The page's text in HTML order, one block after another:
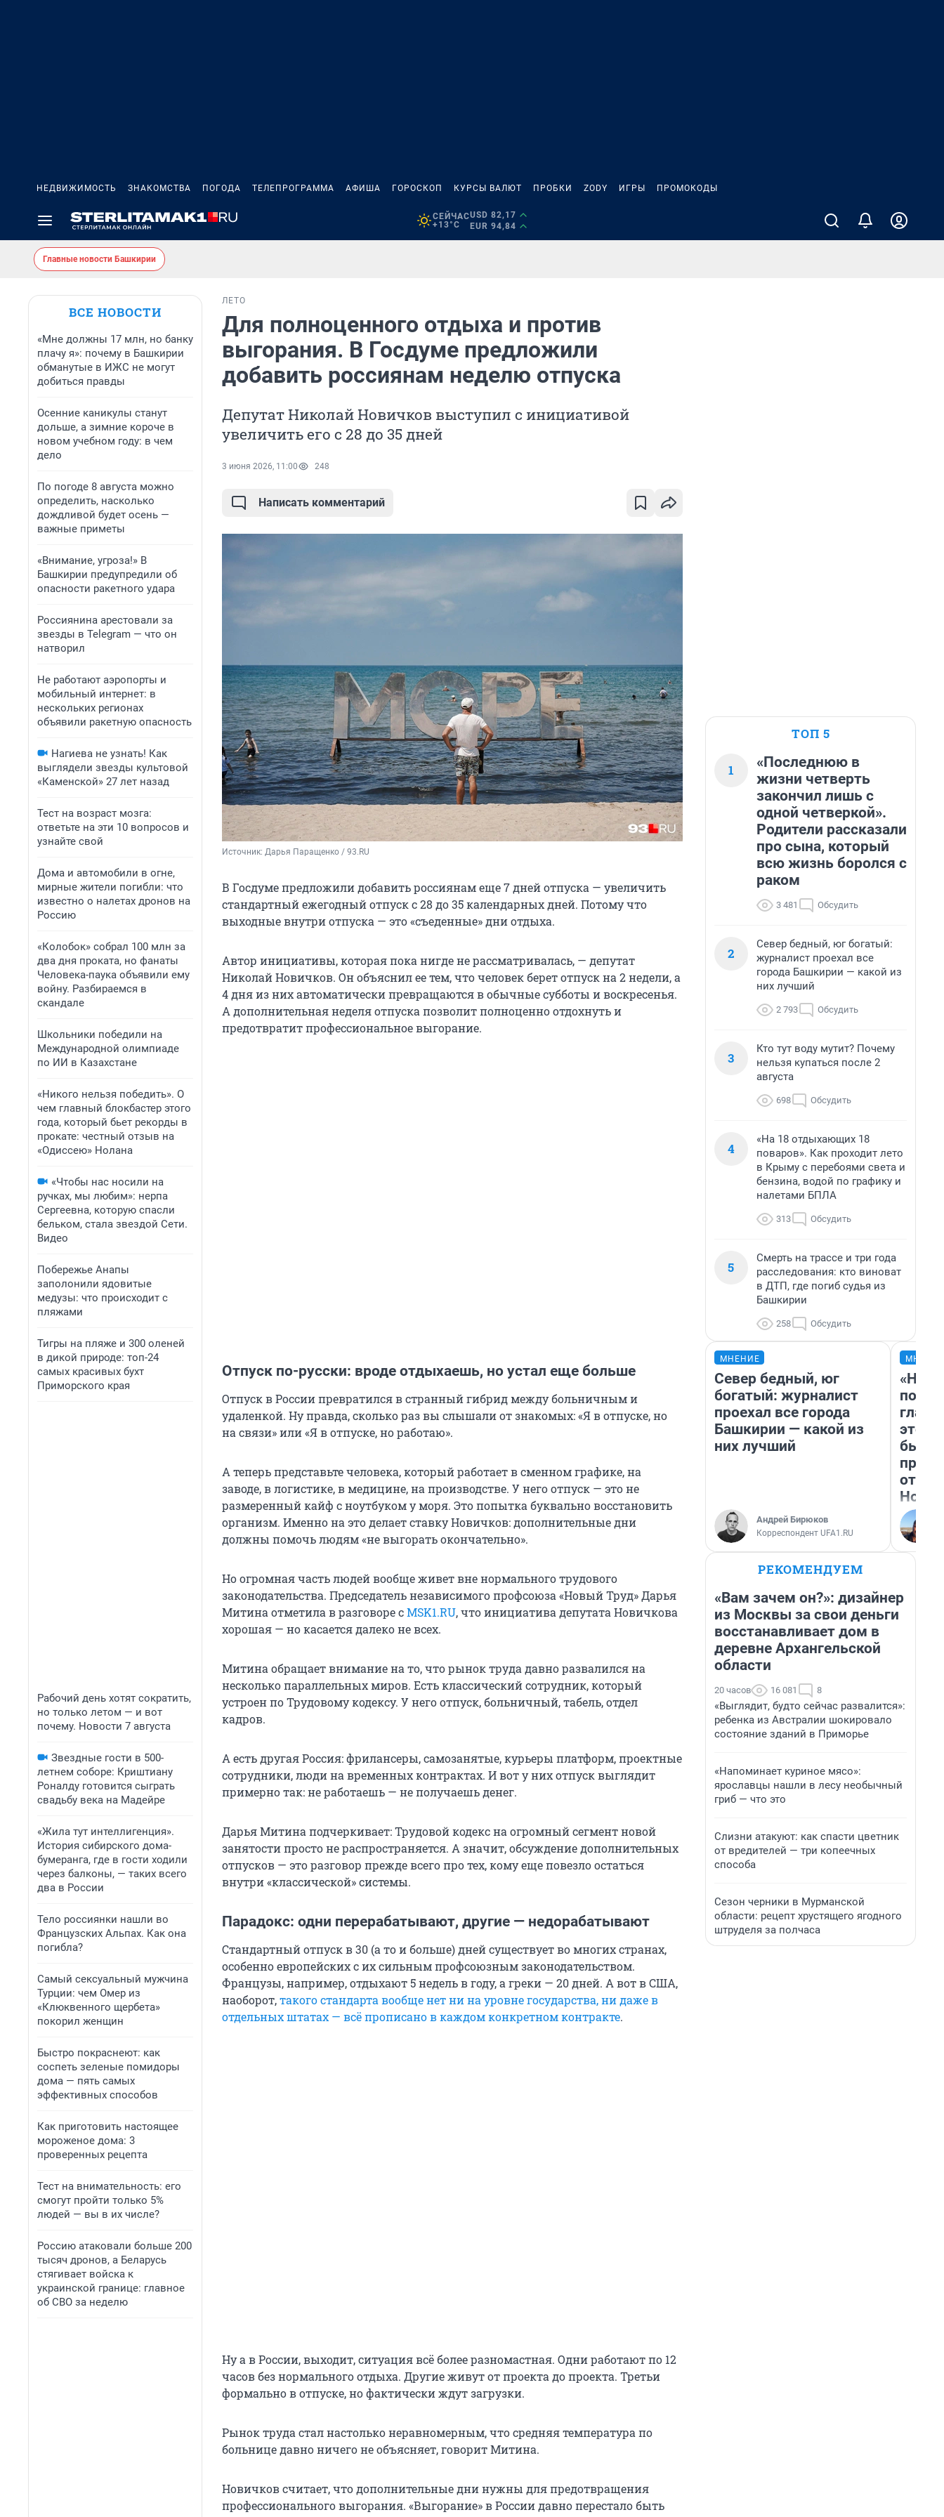
НЕДВИЖИМОСТЬ ЗНАКОМСТВА ПОГОДА ТЕЛЕПРОГРАММА АФИША ГОРОСКОП КУРСЫ ВАЛЮТ ПРОБКИ ZODY ИГРЫ ПРОМОКОДЫ
СЕЙЧАС
+13°C
USD 82,17
EUR 94,84
Главные новости Башкирии
ВСЕ НОВОСТИ
«Мне должны 17 млн, но банку
плачу я»: почему в Башкирии
обманутые в ИЖС не могут
добиться правды
Осенние каникулы станут
дольше, а зимние короче в
новом учебном году: в чем
дело
По погоде 8 августа можно
определить, насколько
дождливой будет осень —
важные приметы
«Внимание, угроза!» В
Башкирии предупредили об
опасности ракетного удара
Россиянина арестовали за
звезды в Telegram — что он
натворил
Не работают аэропорты и
мобильный интернет: в
нескольких регионах
объявили ракетную опасность
Нагиева не узнать! Как
выглядели звезды культовой
«Каменской» 27 лет назад
Тест на возраст мозга:
ответьте на эти 10 вопросов и
узнайте свой
Дома и автомобили в огне,
мирные жители погибли: что
известно о налетах дронов на
Россию
«Колобок» собрал 100 млн за
два дня проката, но фанаты
Человека-паука объявили ему
войну. Разбираемся в
скандале
Школьники победили на
Международной олимпиаде
по ИИ в Казахстане
«Никого нельзя победить». О
чем главный блокбастер этого
года, который бьет рекорды в
прокате: честный отзыв на
«Одиссею» Нолана
«Чтобы нас носили на
ручках, мы любим»: нерпа
Сергеевна, которую спасли
бельком, стала звездой Сети.
Видео
Побережье Анапы
заполонили ядовитые
медузы: что происходит с
пляжами
Тигры на пляже и 300 оленей
в дикой природе: топ-24
самых красивых бухт
Приморского края
Рабочий день хотят сократить,
но только летом — и вот
почему. Новости 7 августа
Звездные гости в 500-
летнем соборе: Криштиану
Роналду готовится сыграть
свадьбу века на Мадейре
«Жила тут интеллигенция».
История сибирского дома-
бумеранга, где в гости ходили
через балконы, — таких всего
два в России
Тело россиянки нашли во
Французских Альпах. Как она
погибла?
Самый сексуальный мужчина
Турции: чем Омер из
«Клюквенного щербета»
покорил женщин
Быстро покраснеют: как
соспеть зеленые помидоры
дома — пять самых
эффективных способов
Как приготовить настоящее
мороженое дома: 3
проверенных рецепта
Тест на внимательность: его
смогут пройти только 5%
людей — вы в их числе?
Россию атаковали больше 200
тысяч дронов, а Беларусь
стягивает войска к
украинской границе: главное
об СВО за неделю
ЛЕТО
Для полноценного отдыха и против
выгорания. В Госдуме предложили
добавить россиянам неделю отпуска
Депутат Николай Новичков выступил с инициативой
увеличить его с 28 до 35 дней
3 июня 2026, 11:00 248
Написать комментарий
Источник: Дарья Паращенко / 93.RU
В Госдуме предложили добавить россиянам еще 7 дней отпуска — увеличить
стандартный ежегодный отпуск с 28 до 35 календарных дней. Потому что
выходные внутри отпуска — это «съеденные» дни отдыха.
Автор инициативы, которая пока нигде не рассматривалась, — депутат
Николай Новичков. Он объяснил ее тем, что человек берет отпуск на 2 недели, а
4 дня из них автоматически превращаются в обычные субботы и воскресенья.
А дополнительная неделя отпуска позволит полноценно отдохнуть и
предотвратит профессиональное выгорание.
Отпуск по-русски: вроде отдыхаешь, но устал еще больше
Отпуск в России превратился в странный гибрид между больничным и
удаленкой. Ну правда, сколько раз вы слышали от знакомых: «Я в отпуске, но
на связи» или «Я в отпуске, но работаю».
А теперь представьте человека, который работает в сменном графике, на
заводе, в логистике, в медицине, на производстве. У него отпуск — это не
размеренный кайф с ноутбуком у моря. Это попытка буквально восстановить
организм. Именно на это делает ставку Новичков: дополнительные дни
должны помочь людям «не выгорать окончательно».
Но огромная часть людей вообще живет вне нормального трудового
законодательства. Председатель независимого профсоюза «Новый Труд» Дарья
Митина отметила в разговоре сMSK1.RU, что инициатива депутата Новичкова
хорошая — но касается далеко не всех.
Митина обращает внимание на то, что рынок труда давно развалился на
несколько параллельных миров. Есть классический сотрудник, который
устроен по Трудовому кодексу. У него отпуск, больничный, табель, отдел
кадров.
А есть другая Россия: фрилансеры, самозанятые, курьеры платформ, проектные
сотрудники, люди на временных контрактах. И вот у них отпуск выглядит
примерно так: не работаешь — не получаешь денег.
Дарья Митина подчеркивает: Трудовой кодекс на огромный сегмент новой
занятости просто не распространяется. А значит, обсуждение дополнительных
отпусков — это разговор прежде всего про тех, кому еще повезло остаться
внутри «классической» системы.
Парадокс: одни перерабатывают, другие — недорабатывают
Стандартный отпуск в 30 (а то и больше) дней существует во многих странах,
особенно европейских с их сильным профсоюзным законодательством.
Французы, например, отдыхают 5 недель в году, а греки — 20 дней. А вот в США,
наоборот,такого стандарта вообще нет ни на уровне государства, ни даже в
отдельных штатах — всё прописано в каждом конкретном контракте.
Ну а в России, выходит, ситуация всё более разномастная. Одни работают по 12
часов без нормального отдыха. Другие живут от проекта до проекта. Третьи
формально в отпуске, но фактически ждут загрузки.
Рынок труда стал настолько неравномерным, что средняя температура по
больнице давно ничего не объясняет, говорит Митина.
Новичков считает, что дополнительные дни нужны для предотвращения
профессионального выгорания. «Выгорание» в России давно перестало быть
ТОП 5
1
«Последнюю в
жизни четверть
закончил лишь с
одной четверкой».
Родители рассказали
про сына, который
всю жизнь боролся с
раком
3 481 Обсудить
2
Север бедный, юг богатый:
журналист проехал все
города Башкирии — какой из
них лучший
2 793 Обсудить
3
Кто тут воду мутит? Почему
нельзя купаться после 2
августа
698 Обсудить
4
«На 18 отдыхающих 18
поваров». Как проходит лето
в Крыму с перебоями света и
бензина, водой по графику и
налетами БПЛА
313 Обсудить
5
Смерть на трассе и три года
расследования: кто виноват
в ДТП, где погиб судья из
Башкирии
258 Обсудить
МНЕНИЕ
Север бедный, юг
богатый: журналист
проехал все города
Башкирии — какой из
них лучший
Андрей Бирюков
Корреспондент UFA1.RU
этого
бьет
РЕКОМЕНДУЕМ
«Вам зачем он?»: дизайнер
из Москвы за свои деньги
восстанавливает дом в
деревне Архангельской
области
20 часов 16 081 8
«Выглядит, будто сейчас развалится»:
ребенка из Австралии шокировало
состояние зданий в Приморье
«Напоминает куриное мясо»:
ярославцы нашли в лесу необычный
гриб — что это
Слизни атакуют: как спасти цветник
от вредителей — три копеечных
способа
Сезон черники в Мурманской
области: рецепт хрустящего ягодного
штруделя за полчаса